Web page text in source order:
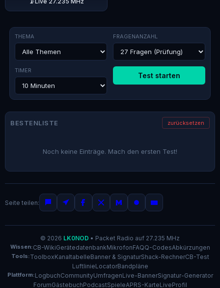
THEMA FRAGENANZAHL
TIMER
Test starten
BESTENLISTE zurücksetzen
Noch keine Einträge. Mach den ersten Test!
Seite teilen:
© 2026 LK0NOD • Packet Radio auf 27.235 MHz
Wissen:CB-WikiGerätedatenbankMikrofonFAQQ-CodesAbkürzungen
Tools:ToolboxKanaltabelleBanner & SignaturShack-RechnerCB-Test
LuftlinieLocatorBandpläne
Plattform:LogbuchCommunityUmfragenLive-BannerSignatur-Generator
ForumGästebuchPodcastSpieleAPRS-KarteLiveProfil